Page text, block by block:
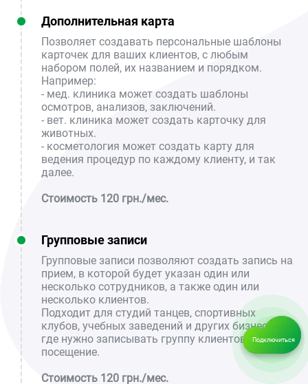
Дополнительная карта
Позволяет создавать персональные шаблоны
карточек для ваших клиентов, с любым
набором полей, их названием и порядком.
Например:
- мед. клиника может создать шаблоны
осмотров, анализов, заключений.
- вет. клиника может создать карточку для
животных.
- косметология может создать карту для
ведения процедур по каждому клиенту, и так
далее.
Стоимость 120 грн./мес.
Групповые записи
Групповые записи позволяют создать запись на
прием, в которой будет указан один или
несколько сотрудников, а также один или
несколько клиентов.
Подходит для студий танцев, спортивных
клубов, учебных заведений и других бизнесов,
где нужно записывать группу клиентов на одно
посещение.
Стоимость 120 грн./мес.
Подключиться